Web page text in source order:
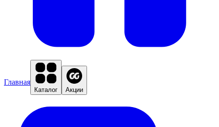
Главная
Каталог Акции